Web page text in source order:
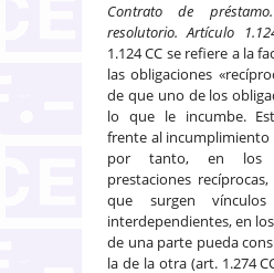
Contrato de
resolutorio. Artículo
1.124 CC se refiere a la
las obligaciones
de que uno de los
lo que le incumbe.
frente al incumplimiento
por tanto, en los
prestaciones
que surgen vínculos
interdependientes, en
de una parte pueda
la de la otra (art. 1.274